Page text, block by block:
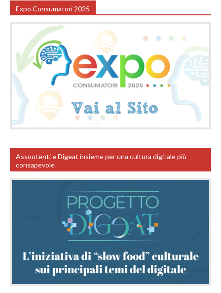
Expo Consumatori 2025
Assoutenti e Digeat insieme per una cultura digitale più
consapevole